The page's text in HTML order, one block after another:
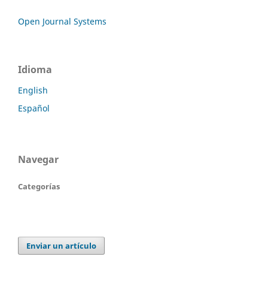
Open Journal Systems
Idioma
English
Español
Navegar
Categorías
Enviar un artículo